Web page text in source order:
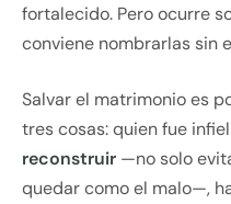
fortalecido. Pero ocurre
conviene nombrarlas sin
Salvar el matrimonio es
tres cosas: quien fue infiel
reconstruir —no solo
quedar como el malo—,